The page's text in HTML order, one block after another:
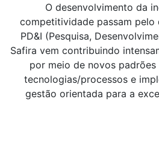
O desenvolvimento da
competitividade passam pelo
PD&I (Pesquisa,
Safira vem contribuindo
por meio de novos
tecnologias/processos e
gestão orientada para a